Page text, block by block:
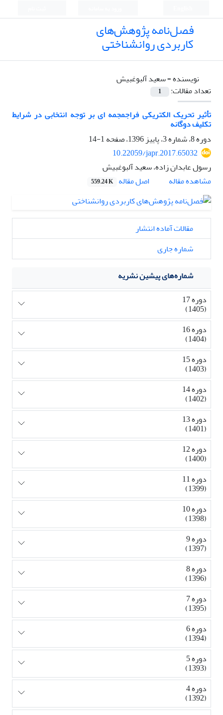
فصل‌نامه پژوهش‌های
کاربردی روانشناختی
نویسنده =سعید آلبوغبیش
تعداد مقالات:
1
تأثیر تحریک الکتریکی فراجمجمه ای بر توجه انتخابی در شرایط
تکلیف دوگانه
دوره 8، شماره 3، پاییز 1396، صفحه
1-14
10.22059/japr.2017.65032
رسول عابدان زاده، سعید آلبوغبیش
مشاهده مقاله
اصل مقاله 559.24 K
مقالات آماده انتشار
شماره جاری
شماره‌های پیشین نشریه
دوره 17
(1405)
دوره 16
(1404)
دوره 15
(1403)
دوره 14
(1402)
دوره 13
(1401)
دوره 12
(1400)
دوره 11
(1399)
دوره 10
(1398)
دوره 9
(1397)
دوره 8
(1396)
دوره 7
(1395)
دوره 6
(1394)
دوره 5
(1393)
دوره 4
(1392)